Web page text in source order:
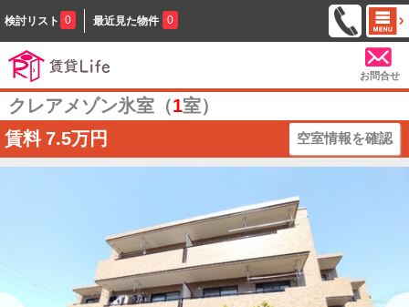
検討リスト 0 最近見た物件 0
お問合せ
クレアメゾン氷室（1室）
賃料 7.5万円 空室情報を確認